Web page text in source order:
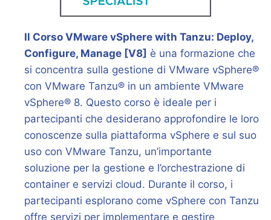
Il Corso VMware vSphere with Tanzu: Deploy,
Configure, Manage [V8] è una formazione che
si concentra sulla gestione di VMware vSphere®
con VMware Tanzu® in un ambiente VMware
vSphere® 8. Questo corso è ideale per i
partecipanti che desiderano approfondire le loro
conoscenze sulla piattaforma vSphere e sul suo
uso con VMware Tanzu, un’importante
soluzione per la gestione e l’orchestrazione di
container e servizi cloud. Durante il corso, i
partecipanti esplorano come vSphere con Tanzu
offre servizi per implementare e gestire